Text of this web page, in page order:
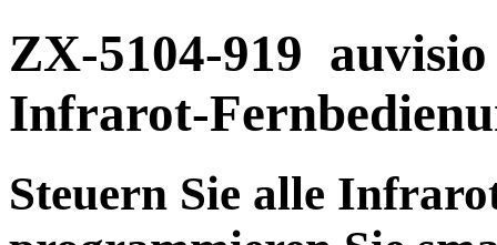
ZX-5104-919
Infrarot-
Steuern Sie alle